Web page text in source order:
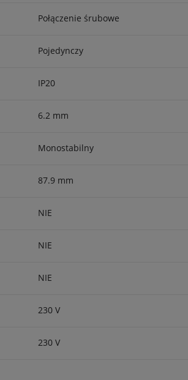
Połączenie śrubowe
Pojedynczy
IP20
6.2 mm
Monostabilny
87.9 mm
NIE
NIE
NIE
230 V
230 V